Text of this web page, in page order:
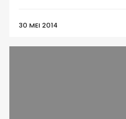
30 MEI 2014